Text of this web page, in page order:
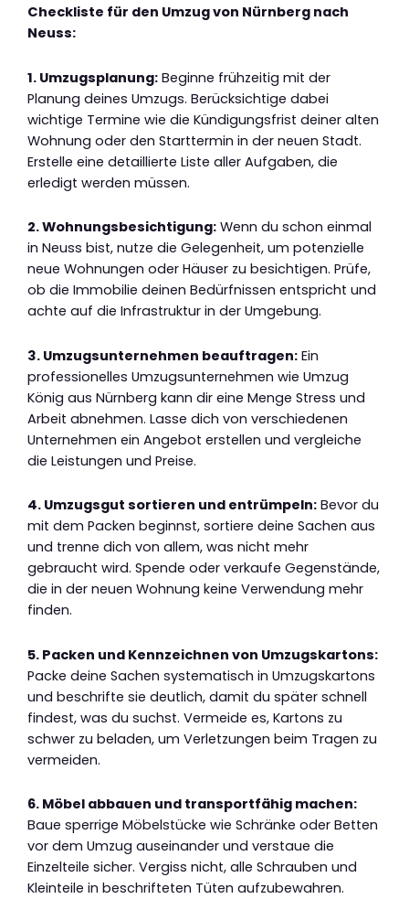
Checkliste für den Umzug von Nürnberg nach
Neuss:
1. Umzugsplanung: Beginne frühzeitig mit der
Planung deines Umzugs. Berücksichtige dabei
wichtige Termine wie die Kündigungsfrist deiner alten
Wohnung oder den Starttermin in der neuen Stadt.
Erstelle eine detaillierte Liste aller Aufgaben, die
erledigt werden müssen.
2. Wohnungsbesichtigung: Wenn du schon einmal
in Neuss bist, nutze die Gelegenheit, um potenzielle
neue Wohnungen oder Häuser zu besichtigen. Prüfe,
ob die Immobilie deinen Bedürfnissen entspricht und
achte auf die Infrastruktur in der Umgebung.
3. Umzugsunternehmen beauftragen: Ein
professionelles Umzugsunternehmen wie Umzug
König aus Nürnberg kann dir eine Menge Stress und
Arbeit abnehmen. Lasse dich von verschiedenen
Unternehmen ein Angebot erstellen und vergleiche
die Leistungen und Preise.
4. Umzugsgut sortieren und entrümpeln: Bevor du
mit dem Packen beginnst, sortiere deine Sachen aus
und trenne dich von allem, was nicht mehr
gebraucht wird. Spende oder verkaufe Gegenstände,
die in der neuen Wohnung keine Verwendung mehr
finden.
5. Packen und Kennzeichnen von Umzugskartons:
Packe deine Sachen systematisch in Umzugskartons
und beschrifte sie deutlich, damit du später schnell
findest, was du suchst. Vermeide es, Kartons zu
schwer zu beladen, um Verletzungen beim Tragen zu
vermeiden.
6. Möbel abbauen und transportfähig machen:
Baue sperrige Möbelstücke wie Schränke oder Betten
vor dem Umzug auseinander und verstaue die
Einzelteile sicher. Vergiss nicht, alle Schrauben und
Kleinteile in beschrifteten Tüten aufzubewahren.